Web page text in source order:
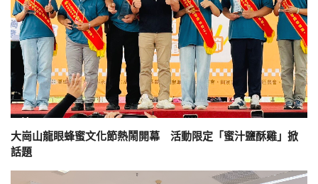
大崗山龍眼蜂蜜文化節熱鬧開幕 活動限定「蜜汁鹽酥雞」掀
話題